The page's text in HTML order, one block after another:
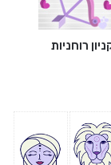
רוחניות